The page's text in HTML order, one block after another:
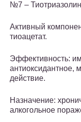
№7 – Тиотриазолин
Активный
тиоацетат.
Эффективность:
антиоксидантное,
действие.
Назначение:
алкогольное